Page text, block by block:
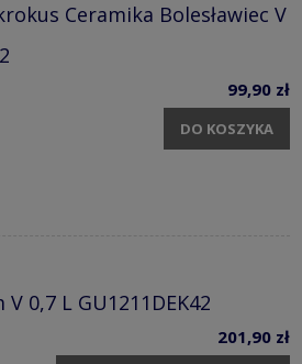
Ceramika Bolesławiec V
99,90 zł
DO KOSZYKA
0,7 L GU1211DEK42
201,90 zł